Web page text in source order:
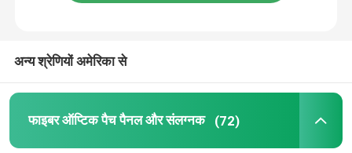
फाइबर टर्मिनेशन बॉक्स
अन्य श्रेणियों अमेरिका से
फाइबर ऑप्टिक पैच पैनल और संलग्नक (72)